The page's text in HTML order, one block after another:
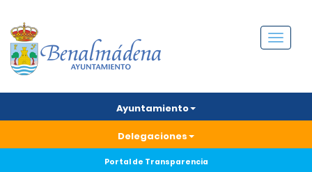
Menú
Ayuntamiento
Delegaciones
Portal de Transparencia